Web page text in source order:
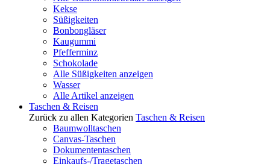
Kekse
Süßigkeiten
Bonbongläser
Kaugummi
Pfefferminz
Schokolade
Alle Süßigkeiten anzeigen
Wasser
Alle Artikel anzeigen
Taschen & Reisen
Zurück zu allen Kategorien Taschen & Reisen
Baumwolltaschen
Canvas-Taschen
Dokumententaschen
Einkaufs-/Tragetaschen